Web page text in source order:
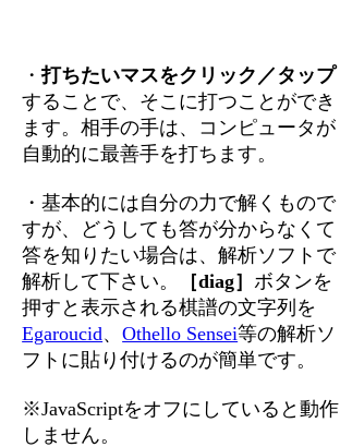
・打ちたいマスをクリック／タップ
することで、そこに打つことができ
ます。相手の手は、コンピュータが
自動的に最善手を打ちます。
・基本的には自分の力で解くもので
すが、どうしても答が分からなくて
答を知りたい場合は、解析ソフトで
解析して下さい。
［diag］ ボタンを
押すと表示される棋譜の文字列を
Egaroucid、Othello Sensei等の解析ソ
フトに貼り付けるのが簡単です。
※JavaScriptをオフにしていると動作
しません。